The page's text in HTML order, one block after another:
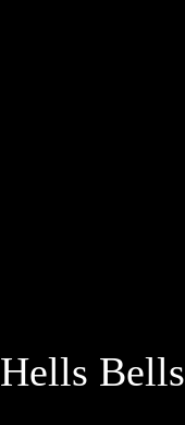
Hells Bells